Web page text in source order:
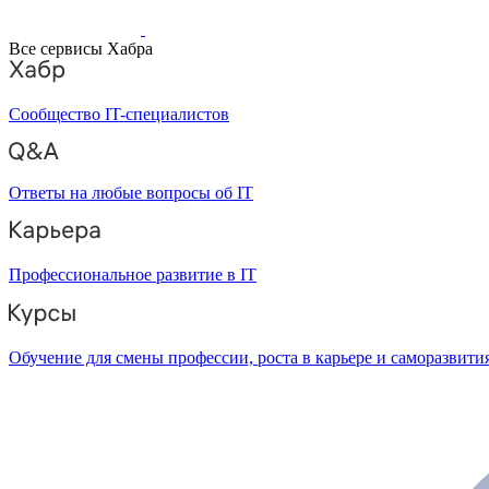
Все сервисы Хабра
Сообщество IT-специалистов
Ответы на любые вопросы об IT
Профессиональное развитие в IT
Обучение для смены профессии, роста в карьере и